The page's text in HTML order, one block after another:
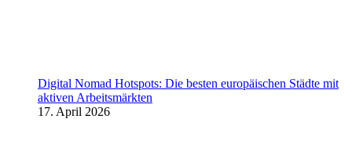
Digital Nomad Hotspots: Die besten europäischen Städte mit
aktiven Arbeitsmärkten
17. April 2026